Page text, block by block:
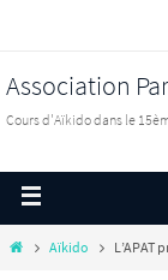
Association
Cours d'Aïkido dans le
Aïkido L’APAT